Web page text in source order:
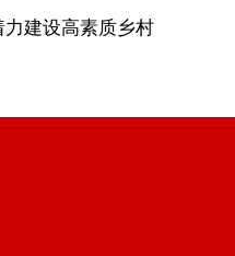
建设高素质乡村